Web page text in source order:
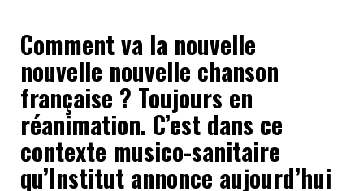
Comment va la nouvelle
nouvelle nouvelle chanson
française ? Toujours en
réanimation. C’est dans ce
contexte musico-sanitaire
qu’Institut annonce aujourd’hui